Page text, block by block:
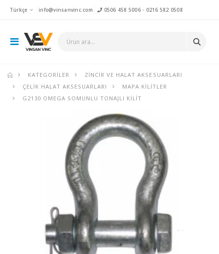
Türkçe info@vinsanvinc.com 0506 458 5006- 0216 582 0508
KATEGORILER
ZINCIR VE HALAT AKSESUARLARI
ÇELIK HALAT AKSESUARLARI
MAPA KILITLER
G2130 OMEGA SOMUNLU TONAJLI KILIT